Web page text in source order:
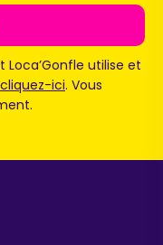
utilise et
cliquez-ici. Vous